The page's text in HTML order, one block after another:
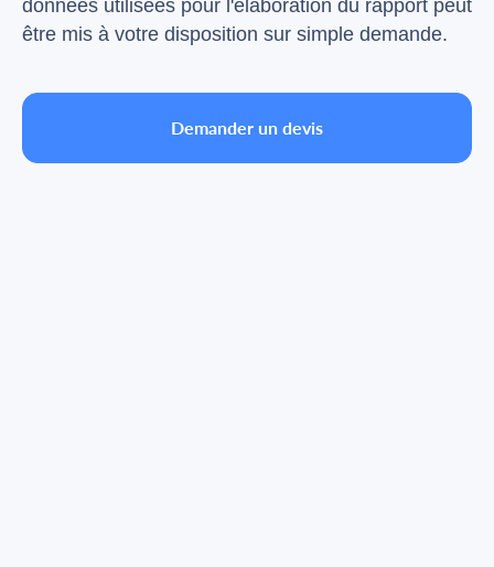
données utilisées pour l'élaboration du rapport peut
être mis à votre disposition sur simple demande.
Demander un devis